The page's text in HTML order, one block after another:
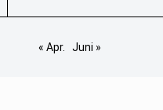
« Apr. Juni »